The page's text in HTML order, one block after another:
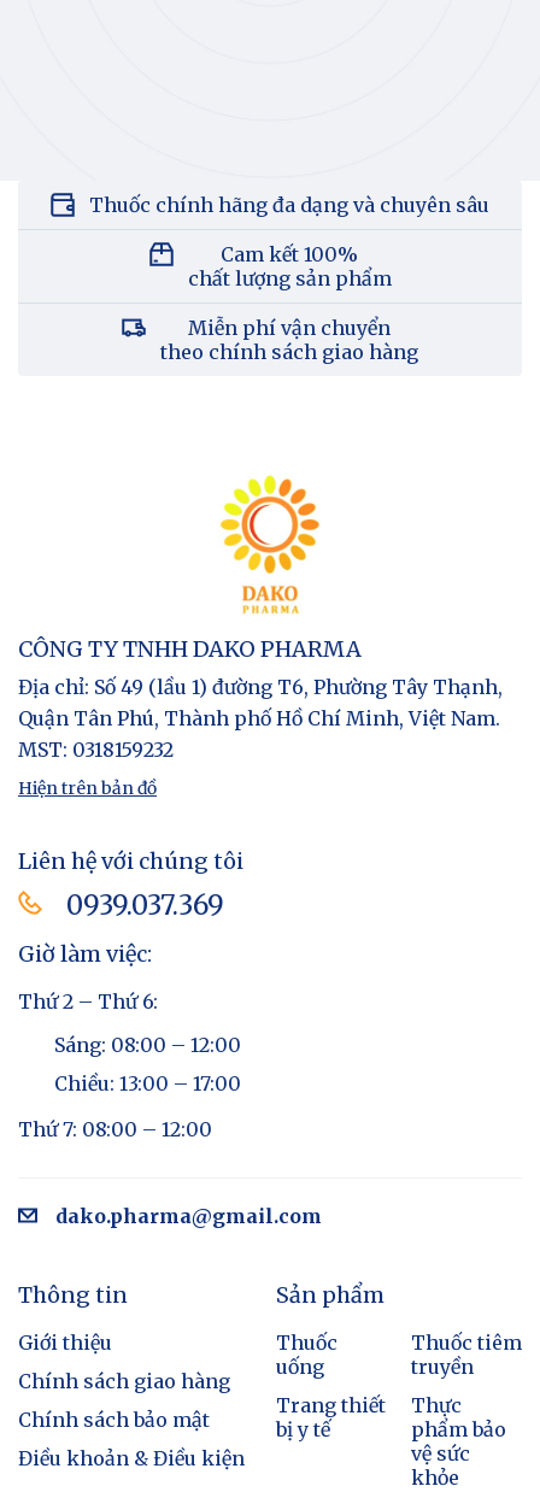
Thuốc chính hãng đa dạng và chuyên sâu
Cam kết 100%
chất lượng sản phẩm
Miễn phí vận chuyển
theo chính sách giao hàng
CÔNG TY TNHH DAKO PHARMA
Địa chỉ: Số 49 (lầu 1) đường T6, Phường Tây Thạnh,
Quận Tân Phú, Thành phố Hồ Chí Minh, Việt Nam.
MST: 0318159232
Hiện trên bản đồ
Liên hệ với chúng tôi
0939.037.369​
Giờ làm việc:
Thứ 2 – Thứ 6:
Sáng: 08:00 – 12:00
Chiều: 13:00 – 17:00
Thứ 7: 08:00 – 12:00
dako.pharma@gmail.com
Thông tin
Giới thiệu
Chính sách giao hàng
Chính sách bảo mật
Điều khoản & Điều kiện
Sản phẩm
Thuốc
uống
Thuốc tiêm
truyền
Trang thiết
bị y tế
Thực
phẩm bảo
vệ sức
khỏe